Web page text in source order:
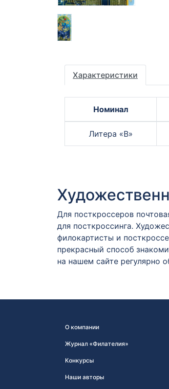
Характеристики
Номинал
Литера «B»
Для посткроссеров
для посткроссинга.
филокартисты и
прекрасный способ
на нашем сайте регулярно
О компании
Журнал «Филателия»
Конкурсы
Наши авторы